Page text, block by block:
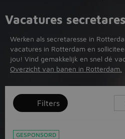
Vacatures
Werken als secretaresse in
vacatures in Rotterdam en
jou! Vind gemakkelijk en snel dé
Overzicht van banen in Rotterdam.
Filters
GESPONSORD